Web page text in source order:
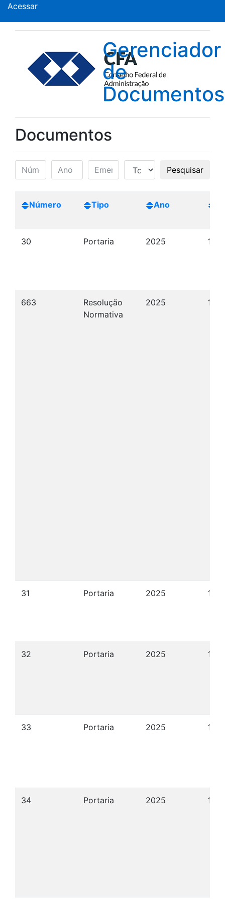
Acessar
Gerenciador
de
Documentos
Documentos
Pesquisar
Número Tipo Ano
30 Portaria 2025 12/
663
Resolução
Normativa
2025 10/
31 Portaria 2025 19/
32 Portaria 2025 19/
33 Portaria 2025 19/
34 Portaria 2025 19/